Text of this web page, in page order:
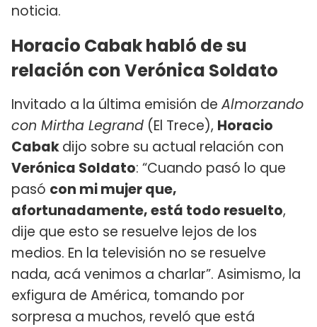
noticia.
Horacio Cabak habló de su
relación con Verónica Soldato
Invitado a la última emisión deAlmorzando
con Mirtha Legrand (El Trece), Horacio
Cabakdijo sobre su actual relación con
Verónica Soldato: “Cuando pasó lo que
pasó con mi mujer que,
afortunadamente, está todo resuelto,
dije que esto se resuelve lejos de los
medios. En la televisión no se resuelve
nada, acá venimos a charlar”. Asimismo, la
exfigura de América, tomando por
sorpresa a muchos, reveló que está